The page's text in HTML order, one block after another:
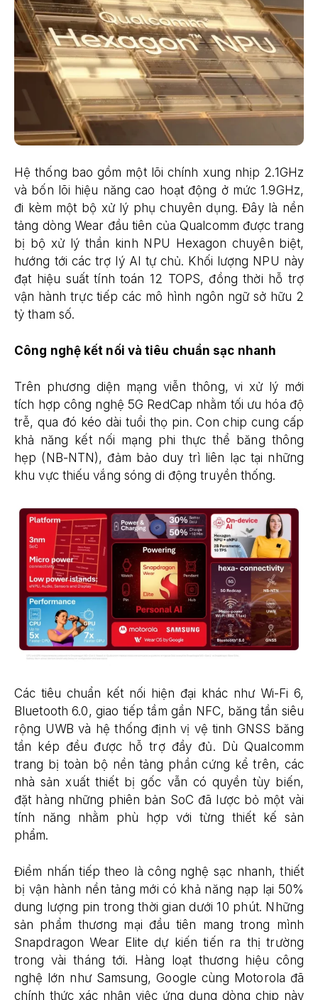
Hệ thống bao gồm một lõi chính xung nhịp 2.1GHz
và bốn lõi hiệu năng cao hoạt động ở mức 1.9GHz,
đi kèm một bộ xử lý phụ chuyên dụng. Đây là nền
tảng dòng Wear đầu tiên của Qualcomm được trang
bị bộ xử lý thần kinh NPU Hexagon chuyên biệt,
hướng tới các trợ lý AI tự chủ. Khối lượng NPU này
đạt hiệu suất tính toán 12 TOPS, đồng thời hỗ trợ
vận hành trực tiếp các mô hình ngôn ngữ sở hữu 2
tỷ tham số.
Công nghệ kết nối và tiêu chuẩn sạc nhanh
Trên phương diện mạng viễn thông, vi xử lý mới
tích hợp công nghệ 5G RedCap nhằm tối ưu hóa độ
trễ, qua đó kéo dài tuổi thọ pin. Con chip cung cấp
khả năng kết nối mạng phi thực thể băng thông
hẹp (NB-NTN), đảm bảo duy trì liên lạc tại những
khu vực thiếu vắng sóng di động truyền thống.
Các tiêu chuẩn kết nối hiện đại khác như Wi-Fi 6,
Bluetooth 6.0, giao tiếp tầm gần NFC, băng tần siêu
rộng UWB và hệ thống định vị vệ tinh GNSS băng
tần kép đều được hỗ trợ đầy đủ. Dù Qualcomm
trang bị toàn bộ nền tảng phần cứng kể trên, các
nhà sản xuất thiết bị gốc vẫn có quyền tùy biến,
đặt hàng những phiên bản SoC đã lược bỏ một vài
tính năng nhằm phù hợp với từng thiết kế sản
phẩm.
Điểm nhấn tiếp theo là công nghệ sạc nhanh, thiết
bị vận hành nền tảng mới có khả năng nạp lại 50%
dung lượng pin trong thời gian dưới 10 phút. Những
sản phẩm thương mại đầu tiên mang trong mình
Snapdragon Wear Elite dự kiến tiến ra thị trường
trong vài tháng tới. Hàng loạt thương hiệu công
nghệ lớn như Samsung, Google cùng Motorola đã
chính thức xác nhận việc ứng dụng dòng chip này